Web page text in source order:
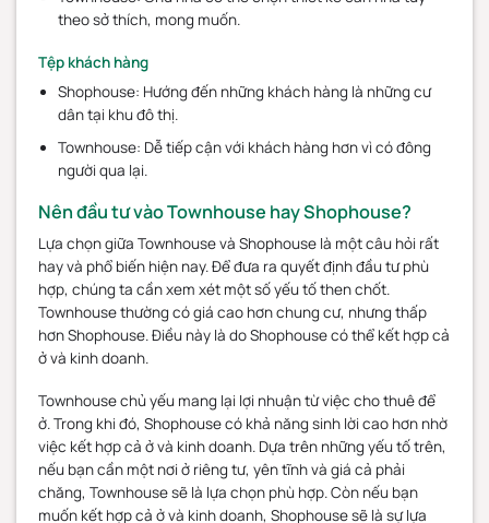
theo sở thích, mong muốn.
Tệp khách hàng
Shophouse: Hướng đến những khách hàng là những cư
dân tại khu đô thị.
Townhouse: Dễ tiếp cận với khách hàng hơn vì có đông
người qua lại.
Nên đầu tư vào Townhouse hay Shophouse?
Lựa chọn giữa Townhouse và Shophouse là một câu hỏi rất
hay và phổ biến hiện nay. Để đưa ra quyết định đầu tư phù
hợp, chúng ta cần xem xét một số yếu tố then chốt.
Townhouse thường có giá cao hơn chung cư, nhưng thấp
hơn Shophouse. Điều này là do Shophouse có thể kết hợp cả
ở và kinh doanh.
Townhouse chủ yếu mang lại lợi nhuận từ việc cho thuê để
ở. Trong khi đó, Shophouse có khả năng sinh lời cao hơn nhờ
việc kết hợp cả ở và kinh doanh. Dựa trên những yếu tố trên,
nếu bạn cần một nơi ở riêng tư, yên tĩnh và giá cả phải
chăng, Townhouse sẽ là lựa chọn phù hợp. Còn nếu bạn
muốn kết hợp cả ở và kinh doanh, Shophouse sẽ là sự lựa